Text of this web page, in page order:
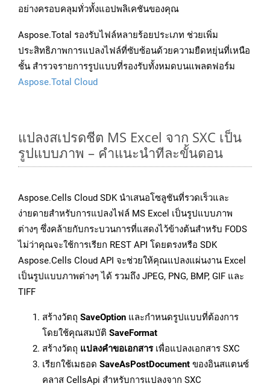
อย่างครอบคลุมทั่วทั้งแอปพลิเคชันของคุณ
Aspose.Total รองรับไฟล์หลายร้อยประเภท ช่วยเพิ่ม
ประสิทธิภาพการแปลงไฟล์ที่ซับซ้อนด้วยความยืดหยุ่นที่เหนือ
ชั้น สำรวจรายการรูปแบบที่รองรับทั้งหมดบนแพลตฟอร์ม
Aspose.Total Cloud
แปลงสเปรดชีต MS Excel จาก SXC เป็น
รูปแบบภาพ – คำแนะนำทีละขั้นตอน
Aspose.Cells Cloud SDK นำเสนอโซลูชันที่รวดเร็วและ
ง่ายดายสำหรับการแปลงไฟล์ MS Excel เป็นรูปแบบภาพ
ต่างๆ ซึ่งคล้ายกับกระบวนการที่แสดงไว้ข้างต้นสำหรับ FODS
ไม่ว่าคุณจะใช้การเรียก REST API โดยตรงหรือ SDK
Aspose.Cells Cloud API จะช่วยให้คุณแปลงแผ่นงาน Excel
เป็นรูปแบบภาพต่างๆ ได้ รวมถึง JPEG, PNG, BMP, GIF และ
TIFF
สร้างวัตถุ SaveOption และกำหนดรูปแบบที่ต้องการ
โดยใช้คุณสมบัติ SaveFormat
สร้างวัตถุ แปลงคำขอเอกสารเพื่อแปลงเอกสาร SXC
เรียกใช้เมธอด SaveAsPostDocument ของอินสแตนซ์
คลาส CellsApi สำหรับการแปลงจาก SXC